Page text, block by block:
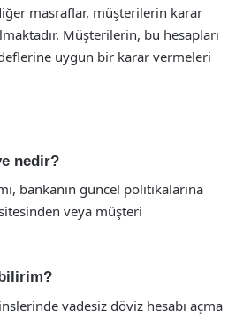
masraflar, müşterilerin karar
Müşterilerin, bu hesapları
uygun bir karar vermeleri
nedir?
bankanın güncel politikalarına
veya müşteri
vadesiz döviz hesabı açma